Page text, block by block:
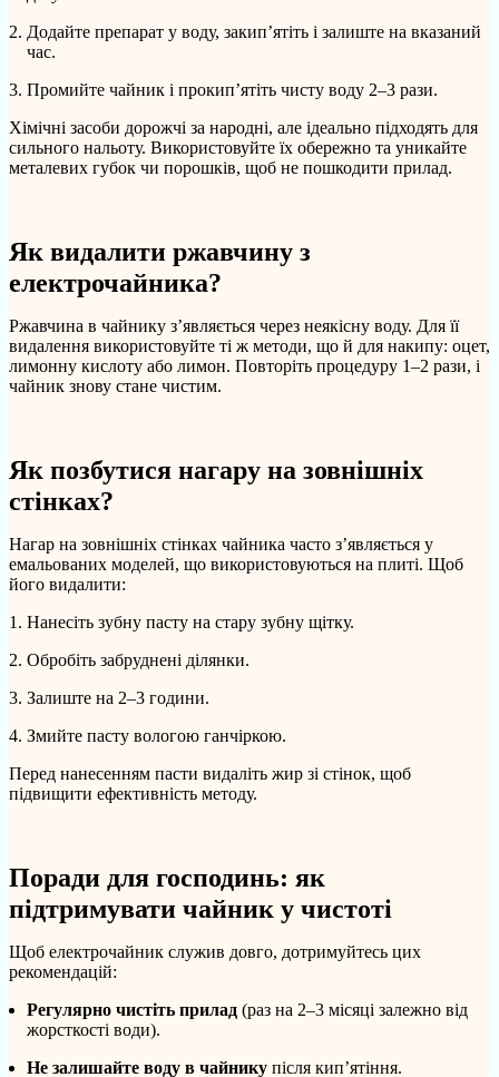
Додайте препарат у воду, закип’ятіть і залиште на вказаний
час.
Промийте чайник і прокип’ятіть чисту воду 2–3 рази.
Хімічні засоби дорожчі за народні, але ідеально підходять для
сильного нальоту. Використовуйте їх обережно та уникайте
металевих губок чи порошків, щоб не пошкодити прилад.
Як видалити ржавчину з
електрочайника?
Ржавчина в чайнику з’являється через неякісну воду. Для її
видалення використовуйте ті ж методи, що й для накипу: оцет,
лимонну кислоту або лимон. Повторіть процедуру 1–2 рази, і
чайник знову стане чистим.
Як позбутися нагару на зовнішніх
стінках?
Нагар на зовнішніх стінках чайника часто з’являється у
емальованих моделей, що використовуються на плиті. Щоб
його видалити:
Нанесіть зубну пасту на стару зубну щітку.
Обробіть забруднені ділянки.
Залиште на 2–3 години.
Змийте пасту вологою ганчіркою.
Перед нанесенням пасти видаліть жир зі стінок, щоб
підвищити ефективність методу.
Поради для господинь: як
підтримувати чайник у чистоті
Щоб електрочайник служив довго, дотримуйтесь цих
рекомендацій:
Регулярно чистіть прилад (раз на 2–3 місяці залежно від
жорсткості води).
Не залишайте воду в чайнику після кип’ятіння.